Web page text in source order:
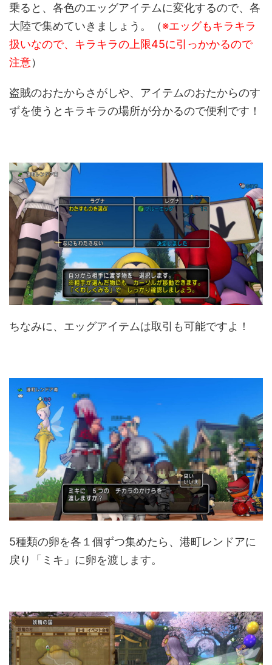
乗ると、各色のエッグアイテムに変化するので、各
大陸で集めていきましょう。（※エッグもキラキラ
扱いなので、キラキラの上限45に引っかかるので
注意）
盗賊のおたからさがしや、アイテムのおたからのす
ずを使うとキラキラの場所が分かるので便利です！
ちなみに、エッグアイテムは取引も可能ですよ！
5種類の卵を各１個ずつ集めたら、港町レンドアに
戻り「ミキ」に卵を渡します。